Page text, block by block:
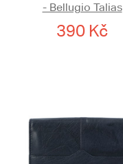
- Bellugio Talias
390 Kč